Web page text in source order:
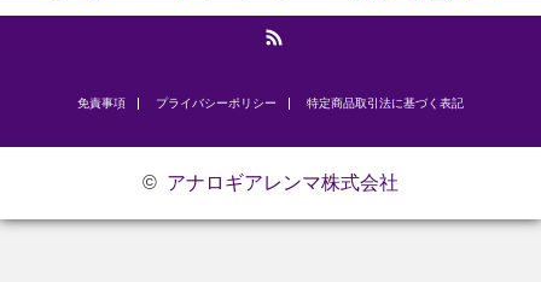
免責事項 プライバシーポリシー ​特定商品取引法に基づく表記
© アナロギアレンマ株式会社